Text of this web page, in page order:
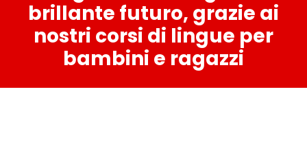
brillante futuro, grazie ai
nostri corsi di lingue per
bambini e ragazzi